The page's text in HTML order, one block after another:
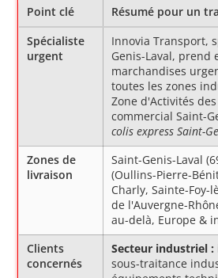
Point clé Résumé pour un
Spécialiste
urgent
Innovia Transport,
Genis-Laval, prend
marchandises
toutes les zones
Zone d'Activités
commercial Saint-
colis express Saint-
Zones de
livraison
Saint-Genis-Laval
(Oullins-Pierre-
Charly, Sainte-Foy-
de l'Auvergne-
au-delà, Europe &
Clients
concernés
Secteur industriel :
sous-traitance